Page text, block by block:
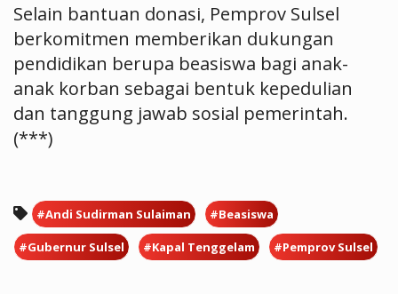
Selain bantuan donasi, Pemprov Sulsel
berkomitmen memberikan dukungan
pendidikan berupa beasiswa bagi anak-
anak korban sebagai bentuk kepedulian
dan tanggung jawab sosial pemerintah.
(***)
#Andi Sudirman Sulaiman #Beasiswa
#Gubernur Sulsel #Kapal Tenggelam #Pemprov Sulsel